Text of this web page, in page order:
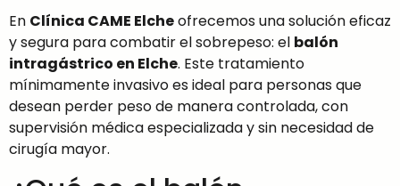
En Clínica CAME Elcheofrecemos una solución eficaz
y segura para combatir el sobrepeso: el balón
intragástrico en Elche. Este tratamiento
mínimamente invasivo es ideal para personas que
desean perder peso de manera controlada, con
supervisión médica especializada y sin necesidad de
cirugía mayor.